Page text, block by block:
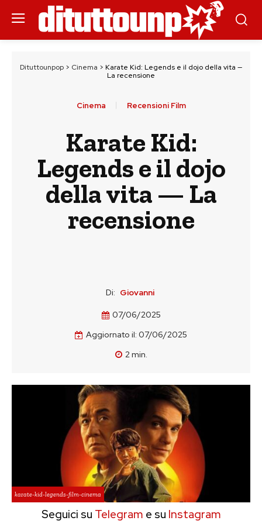
Dituttounpop > Cinema > Karate Kid: Legends e il dojo della vita —
La recensione
Cinema Recensioni Film
Karate Kid:
Legends e il dojo
della vita — La
recensione
Di: Giovanni
07/06/2025
Aggiornato il: 07/06/2025
2min.
karate-kid-legends-film-cinema
Seguici su Telegram e su Instagram